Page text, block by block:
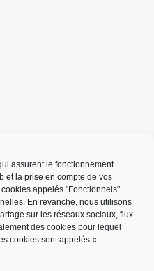
assurent le fonctionnement
et la prise en compte de vos
appelés "Fonctionnels"
En revanche, nous utilisons
sur les réseaux sociaux, flux
des cookies pour lequel
cookies sont appelés «